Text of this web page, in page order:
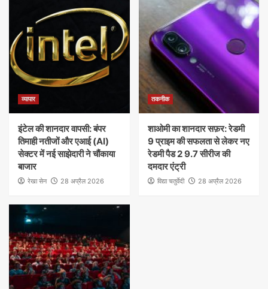
व्यापार
इंटेल की शानदार वापसी: बंपर
तिमाही नतीजों और एआई (AI)
सेक्टर में नई साझेदारी ने चौंकाया
बाजार
रेखा सेन 28 अप्रैल 2026
तकनीक
शाओमी का शानदार सफ़र: रेडमी
9 प्राइम की सफलता से लेकर नए
रेडमी पैड 2 9.7 सीरीज की
दमदार एंट्री
विद्या चतुर्वेदी 28 अप्रैल 2026